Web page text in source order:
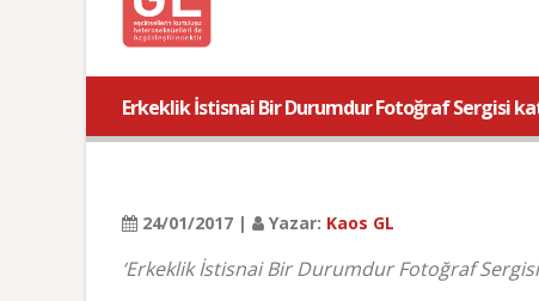
Erkeklik İstisnai Bir Durumdur Fotoğraf Sergisi
24/01/2017 | Yazar: Kaos GL
‘Erkeklik İstisnai Bir Durumdur Fotoğraf